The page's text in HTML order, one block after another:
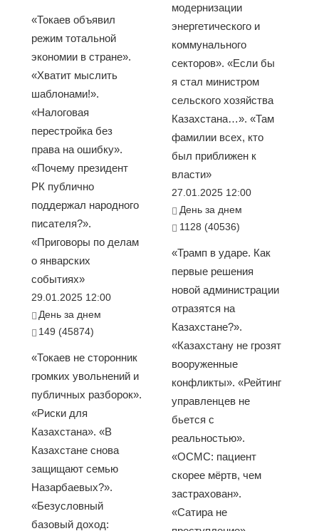
«Токаев объявил
режим тотальной
экономии в стране».
«Хватит мыслить
шаблонами!».
«Налоговая
перестройка без
права на ошибку».
«Почему президент
РК публично
поддержал народного
писателя?».
«Приговоры по делам
о январских
событиях»
29.01.2025 12:00
День за днем
149 (45874)
«Токаев не сторонник
громких увольнений и
публичных разборок».
«Риски для
Казахстана». «В
Казахстане снова
защищают семью
Назарбаевых?».
«Безусловный
базовый доход:
модернизации
энергетического и
коммунального
секторов». «Если бы
я стал министром
сельского хозяйства
Казахстана…». «Там
фамилии всех, кто
был приближен к
власти»
27.01.2025 12:00
День за днем
1128 (40536)
«Трамп в ударе. Как
первые решения
новой администрации
отразятся на
Казахстане?».
«Казахстану не грозят
вооруженные
конфликты». «Рейтинг
управленцев не
бьется с
реальностью».
«ОСМС: пациент
скорее мёртв, чем
застрахован».
«Сатира не